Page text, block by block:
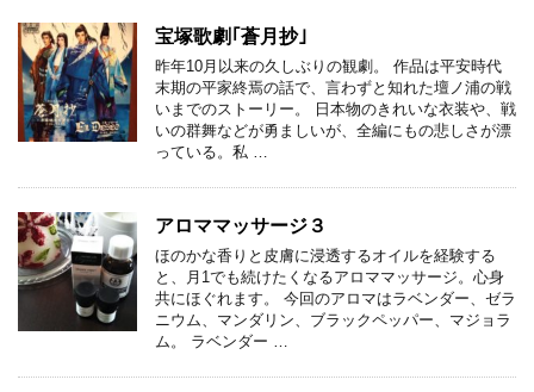
宝塚歌劇｢蒼月抄｣
昨年10月以来の久しぶりの観劇。 作品は平安時代
末期の平家終焉の話で、言わずと知れた壇ノ浦の戦
いまでのストーリー。 日本物のきれいな衣装や、戦
いの群舞などが勇ましいが、全編にもの悲しさが漂
っている。私 …
アロママッサージ３
ほのかな香りと皮膚に浸透するオイルを経験する
と、月1でも続けたくなるアロママッサージ。心身
共にほぐれます。 今回のアロマはラベンダー、ゼラ
ニウム、マンダリン、ブラックペッパー、マジョラ
ム。 ラベンダー …